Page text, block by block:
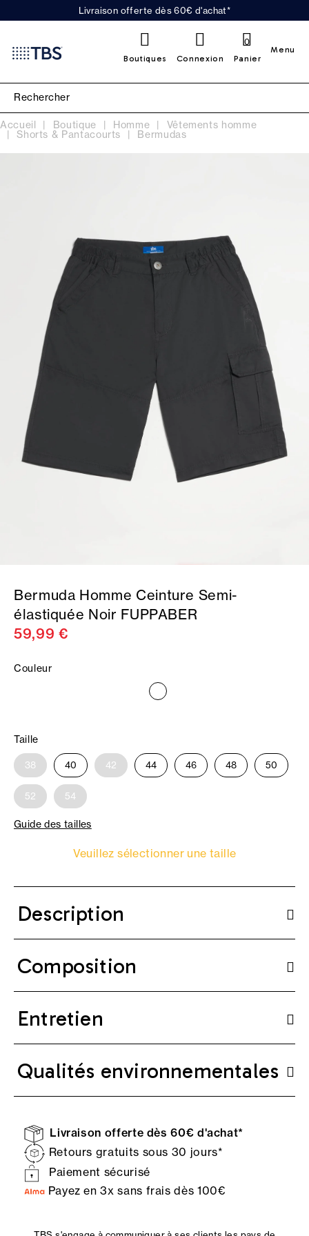
Livraison offerte dès 60€ d'achat*
Boutiques Connexion Panier
0
Menu
Accueil Boutique Homme Vêtements homme
Shorts & Pantacourts Bermudas
Bermuda Homme Ceinture Semi-
élastiquée Noir FUPPABER
59,99 €
Couleur
Taille
38 40 42 44 46 48 50
52 54
Guide des tailles
Veuillez sélectionner une taille
Description
Composition
Entretien
Qualités environnementales
Livraison offerte dès 60€ d'achat*
Retours gratuits sous 30 jours*
Paiement sécurisé
Payez en 3x sans frais dès 100€